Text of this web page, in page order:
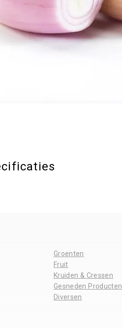
Groenten
Fruit
Kruiden & Cressen
Gesneden Producten
Diversen